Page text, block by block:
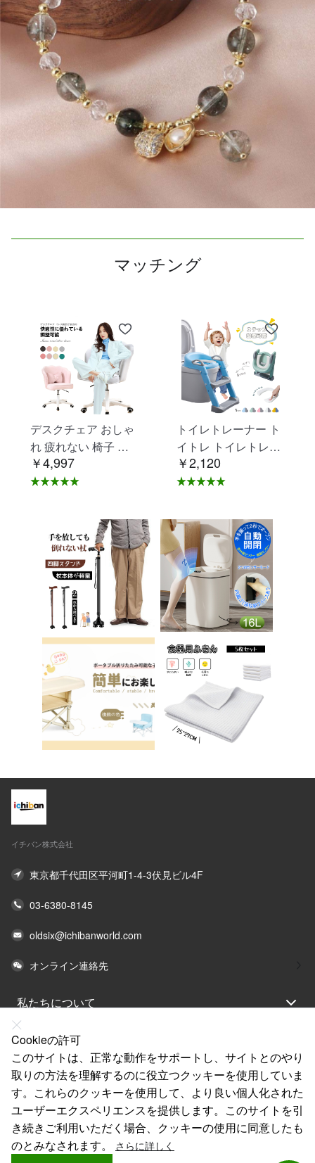
マッチング
デスクチェア おしゃ
れ 疲れない 椅子 白
ホワイト デスクチェ
ア 疲れにくい 学習椅
学習チェア オフィス
チェア パソコンチェ
ア ベロア調 インテリ
ア 椅子 イス 在宅ワ
ーク アシェル ブリリ
アント C-56
￥4,997
トイレトレーナー ト
イトレ トイレトレー
ニング トイレ 練習
折りたたみ おまる 補
供用 便座 トイレ補助
踏み台 男の子 女の子
子供 子ども トイトレ
送料無料 ステップ ス
テップ台 トイレ D-2
8
￥2,120
イチバン株式会社
東京都千代田区平河町1-4-3伏見ビル4F
03-6380-8145
oldsix@ichibanworld.com
オンライン連絡先
私たちについて
法律声明
ヘルプ
サービス
リンク
Cookieの許可
このサイトは、正常な動作をサポートし、サイトとのやり
取りの方法を理解するのに役立つクッキーを使用していま
す。これらのクッキーを使用して、より良い個人化された
ユーザーエクスペリエンスを提供します。このサイトを引
き続きご利用いただく場合、クッキーの使用に同意したも
のとみなされます。
さらに詳しく